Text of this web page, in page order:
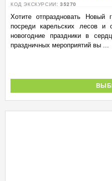
КОД ЭКСКУРСИИ: 35270
Хотите отпраздновать Новый
посреди карельских лесов и
новогодние праздники в
праздничных мероприятий вы ...